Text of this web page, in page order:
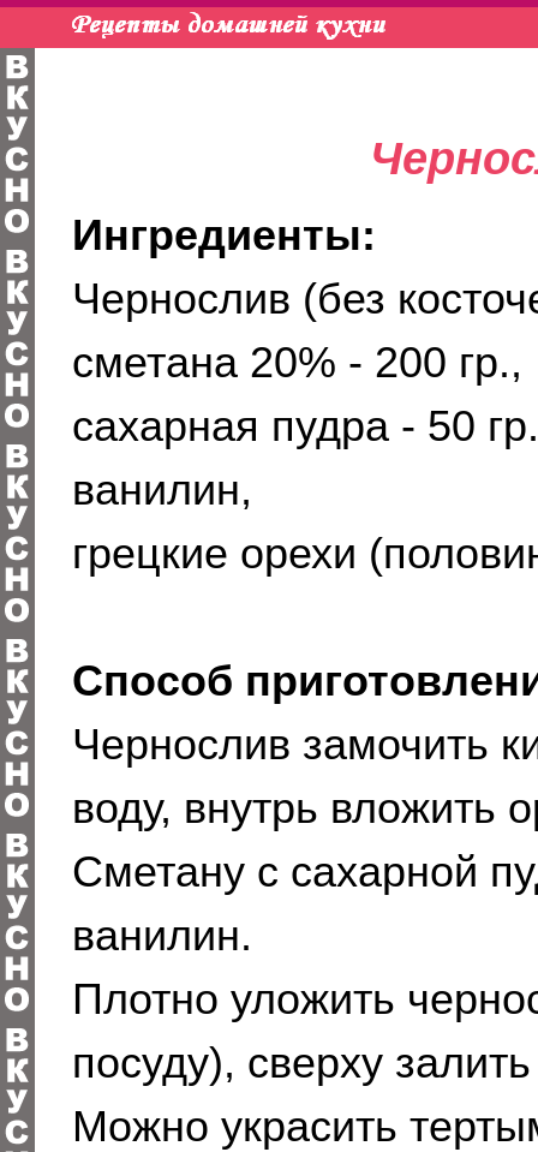
Ингредиенты:
Чернослив (без
сметана 20% - 200 гр.,
сахарная пудра - 50
ванилин,
грецкие орехи
Способ
Чернослив замочить
воду, внутрь вложить
Сметану с сахарной
ванилин.
Плотно уложить
посуду), сверху
Можно украсить